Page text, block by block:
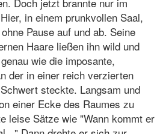
in einem prunkvollen Saal,
Pause auf und ab. Seine
Haare ließen ihn wild und
wie die imposante,
der in einer reich verzierten
steckte. Langsam und
einer Ecke des Raumes zu
leise Sätze wie "Wann kommt er